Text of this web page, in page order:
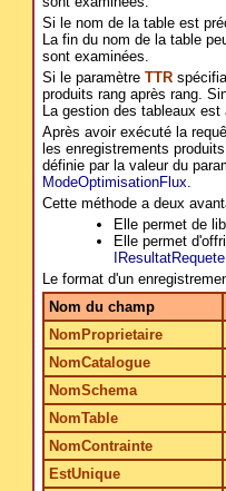
Si le nom de la table est
La fin du nom de la table
sont examinées.
Si le paramètre TTR
produits rang après rang.
La gestion des tableaux est
Après avoir exécuté la
les enregistrements
définie par la valeur du
ModeOptimisationFlux
Cette méthode a deux
Elle permet de
Elle permet
IResultatRequete
Le format d'un
Nom du champ
NomProprietaire
NomCatalogue
NomSchema
NomTable
NomContrainte
EstUnique